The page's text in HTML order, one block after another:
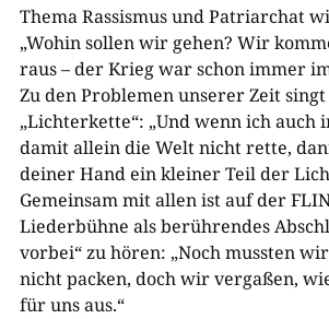
Thema Rassismus und Patriarchat
„Wohin sollen wir gehen? Wir
raus – der Krieg war schon immer
Zu den Problemen unserer Zeit
„Lichterkette“: „Und wenn ich auch
damit allein die Welt nicht rette,
deiner Hand ein kleiner Teil der
Gemeinsam mit allen ist auf der
Liederbühne als berührendes
vorbei“ zu hören: „Noch mussten
nicht packen, doch wir vergaßen,
für uns aus.“